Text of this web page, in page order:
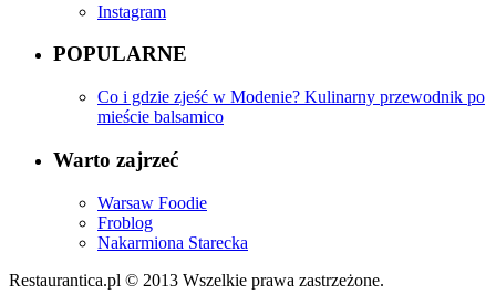
Instagram
POPULARNE
Co i gdzie zjeść w Modenie? Kulinarny przewodnik po
mieście balsamico
Warto zajrzeć
Warsaw Foodie
Froblog
Nakarmiona Starecka
Restaurantica.pl © 2013 Wszelkie prawa zastrzeżone.